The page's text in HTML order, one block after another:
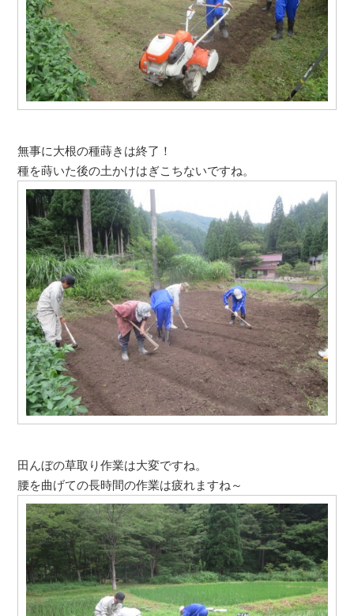
無事に大根の種蒔きは終了！
種を蒔いた後の土かけはぎこちないですね。
田んぼの草取り作業は大変ですね。
腰を曲げての長時間の作業は疲れますね～